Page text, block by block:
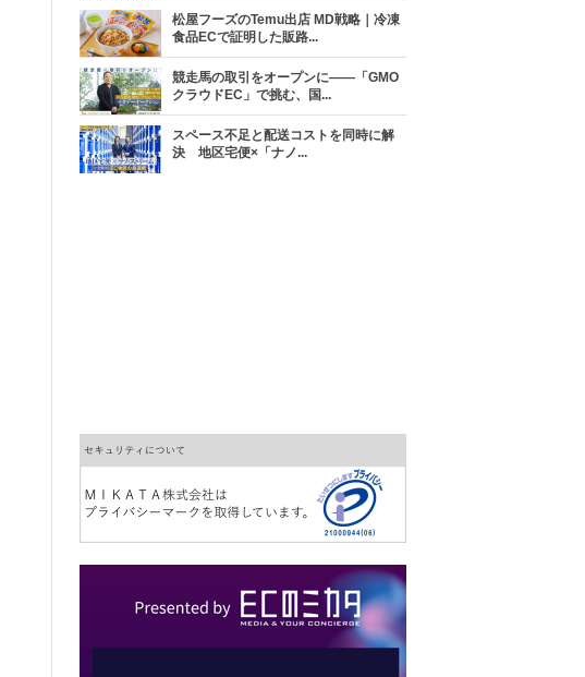
松屋フーズのTemu出店 MD戦略｜冷凍
食品ECで証明した販路...
競走馬の取引をオープンに――「GMO
クラウドEC」で挑む、国...
スペース不足と配送コストを同時に解
決 地区宅便×「ナノ...